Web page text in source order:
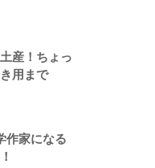
産！ちょっ
用まで
作家になる